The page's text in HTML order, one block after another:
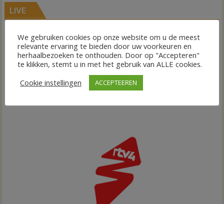
LIVE
We gebruiken cookies op onze website om u de meest
relevante ervaring te bieden door uw voorkeuren en
herhaalbezoeken te onthouden. Door op "Accepteren"
te klikken, stemt u in met het gebruik van ALLE cookies.
Cookie instellingen
ACCEPTEEREN